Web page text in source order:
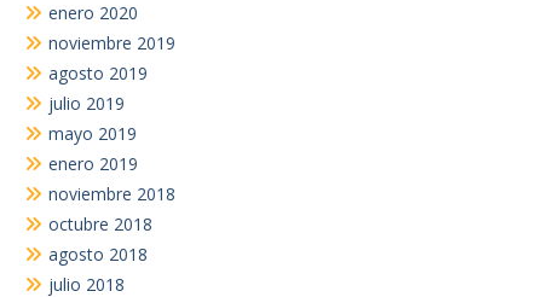
enero 2020
noviembre 2019
agosto 2019
julio 2019
mayo 2019
enero 2019
noviembre 2018
octubre 2018
agosto 2018
julio 2018